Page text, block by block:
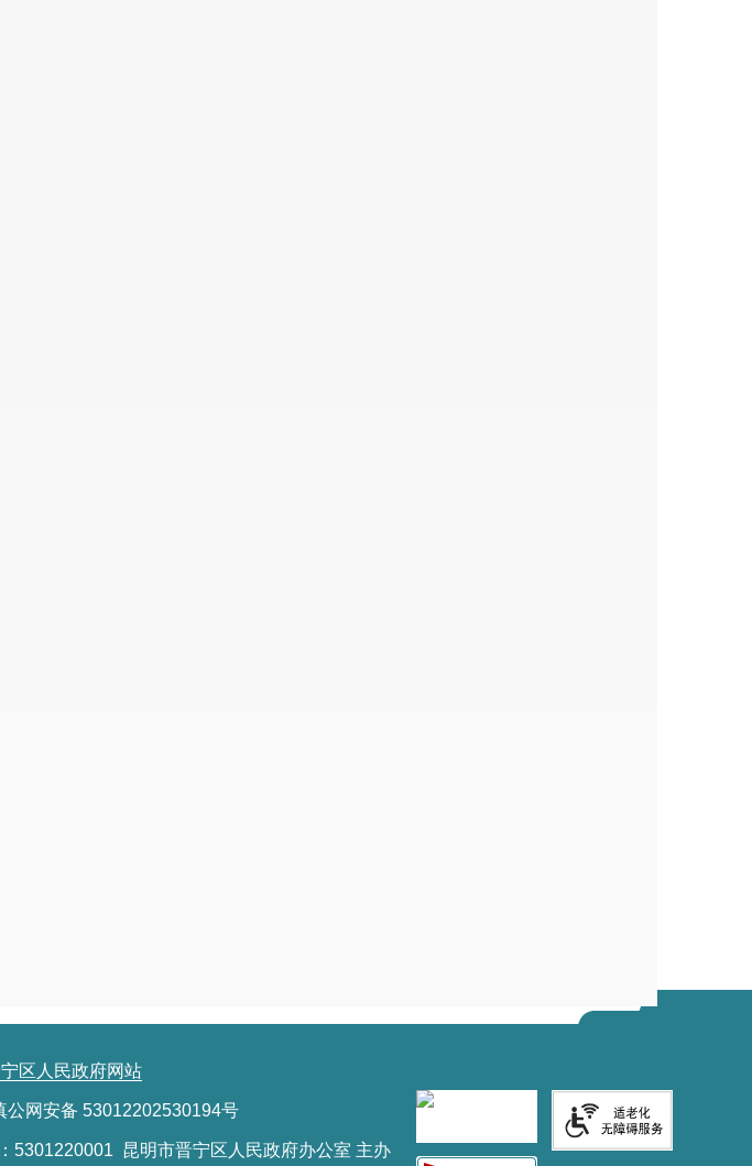
区人民政府网站
公网安备 53012202530194号
5301220001 昆明市晋宁区人民政府办公室 主办